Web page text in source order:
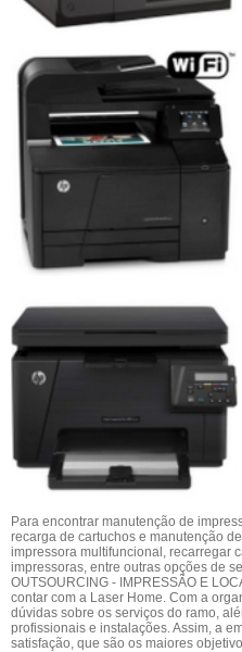
Para encontrar manutenção de
recarga de cartuchos e manutenção
impressora multifuncional, recarregar
impressoras, entre outras opções de
OUTSOURCING - IMPRESSÃO E
contar com a Laser Home. Com a
dúvidas sobre os serviços do ramo,
profissionais e instalações. Assim, a
satisfação, que são os maiores